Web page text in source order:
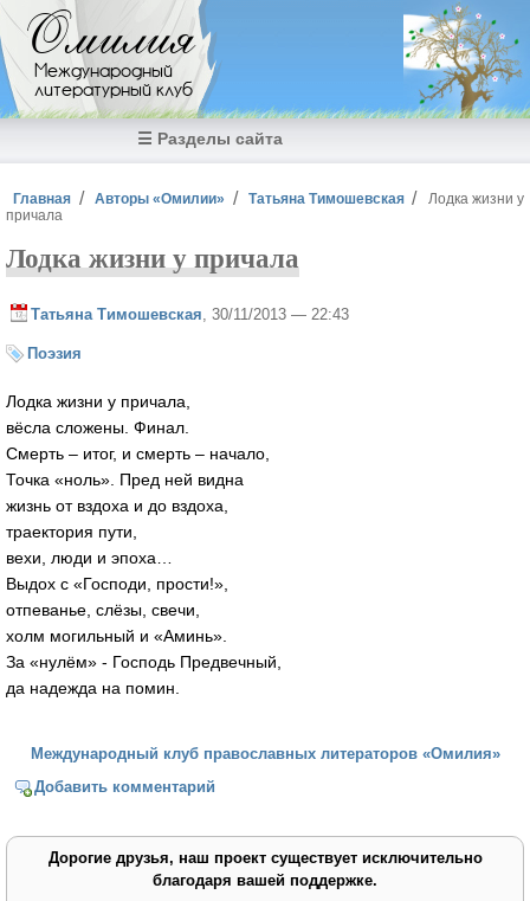
Перейти к основному содержанию
Омилия
Международный
литературный клуб
☰ Разделы сайта
Вы здесь
Главная Авторы «Омилии» Татьяна Тимошевская
Лодка жизни у
причала
Лодка жизни у причала
Татьяна Тимошевская , 30/11/2013 — 22:43
Поэзия
Лодка жизни у причала,
вёсла сложены. Финал.
Смерть – итог, и смерть – начало,
Точка «ноль». Пред ней видна
жизнь от вздоха и до вздоха,
траектория пути,
вехи, люди и эпоха…
Выдох с «Господи, прости!»,
отпеванье, слёзы, свечи,
холм могильный и «Аминь».
За «нулём» - Господь Предвечный,
да надежда на помин.
Международный клуб православных литераторов «Омилия»
Добавить комментарий
Дорогие друзья, наш проект существует исключительно
благодаря вашей поддержке.